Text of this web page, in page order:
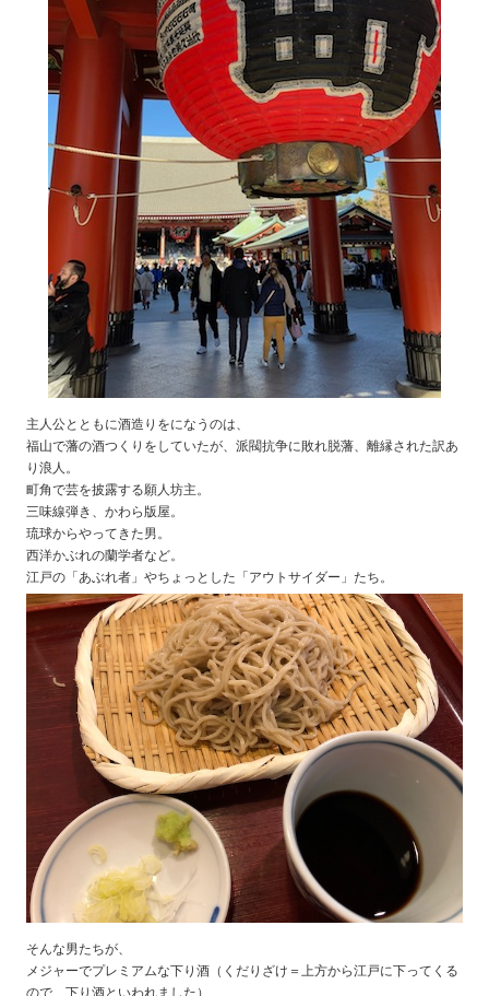
主人公とともに酒造りをになうのは、
福山で藩の酒つくりをしていたが、派閥抗争に敗れ脱藩、離縁された訳あ
り浪人。
町角で芸を披露する願人坊主。
三味線弾き、かわら版屋。
琉球からやってきた男。
西洋かぶれの蘭学者など。
江戸の「あぶれ者」やちょっとした「アウトサイダー」たち。
そんな男たちが、
メジャーでプレミアムな下り酒（くだりざけ＝上方から江戸に下ってくる